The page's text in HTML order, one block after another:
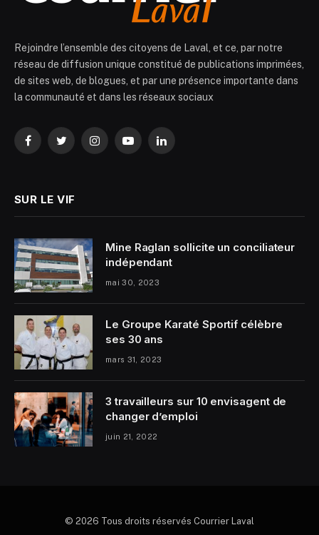
Rejoindre l’ensemble des citoyens de Laval, et ce, par notre
réseau de diffusion unique constitué de publications imprimées,
de sites web, de blogues, et par une présence importante dans
la communauté et dans les réseaux sociaux
FacebookTwitterInstagramYouTubeLinkedIn
SUR LE VIF
Mine Raglan sollicite un conciliateur
indépendant
mai 30, 2023
Le Groupe Karaté Sportif célèbre
ses 30 ans
mars 31, 2023
3 travailleurs sur 10 envisagent de
changer d’emploi
juin 21, 2022
© 2026 Tous droits réservés Courrier Laval